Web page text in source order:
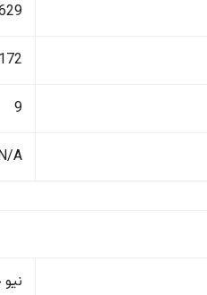
3629
2172
9
A